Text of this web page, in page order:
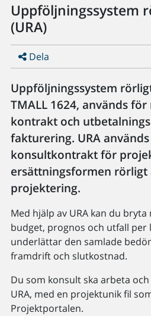
Uppföljningssystem
(URA)
Dela
Uppföljningssystem
TMALL 1624, används
kontrakt och
fakturering. URA
konsultkontrakt för
ersättningsformen
projektering.
Med hjälp av URA kan du
budget, prognos och utfall per
underlättar den samlade
framdrift och slutkostnad.
Du som konsult ska arbeta
URA, med en projektunik fil
Projektportalen.